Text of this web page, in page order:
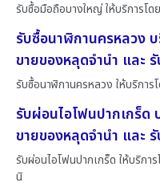
รับซื้อมือถือบางใหญ่ ให้บริการโ
รับซื้อนาฬิกานครหลวง
ขายของหลุดจำนำ และ
รับซื้อนาฬิกานครหลวง ให้บริกา
รับผ่อนไอโฟนปากเกร็ด
ขายของหลุดจำนำ และ
รับผ่อนไอโฟนปากเกร็ด ให้บริกา
นิ